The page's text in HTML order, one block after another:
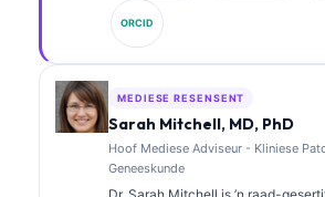
die mediese akkuraatheid van die
netwerk. Dr. Klein het uitgebreid
biomerkeraanpassing en
laboratoriumgeneeskunde-
ORCID
MEDIESE RESENSENT
Sarah Mitchell, MD, PhD
Hoof Mediese Adviseur - Kliniese
Geneeskunde